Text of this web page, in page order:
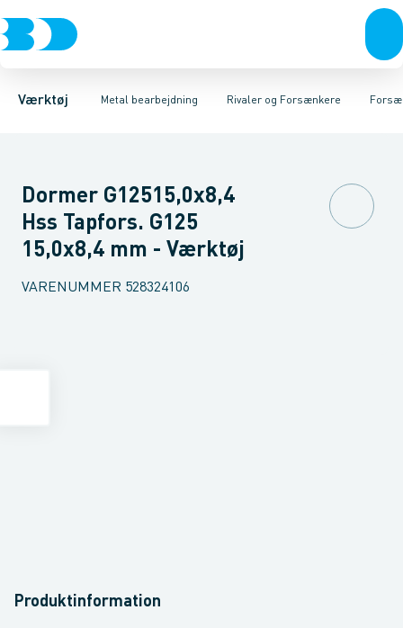
Værktøj Metal bearbejdning
Akku- & elværktøj Håndværktøj RørværktøjBits & toppe Bor
Rivaler og Forsænkere
Kernebor FræsereGevindskæringHoldeværktøj og
Forsænkere og styretappeRivaler
Dormer G12515,0x8,4
Hss Tapfors. G125
15,0x8,4 mm - Værktøj
VARENUMMER 528324106
Produktinformation